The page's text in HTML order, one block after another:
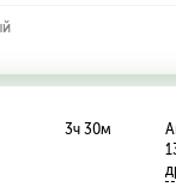
3ч 30м